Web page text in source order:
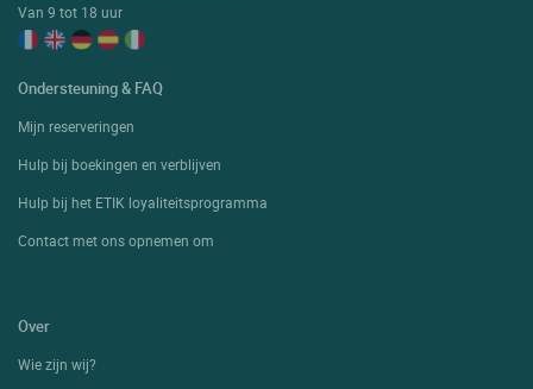
Van 9 tot 18 uur
Ondersteuning & FAQ
Mijn reserveringen
Hulp bij boekingen en verblijven
Hulp bij het ETIK loyaliteitsprogramma
Contact met ons opnemen om
Over
Wie zijn wij?